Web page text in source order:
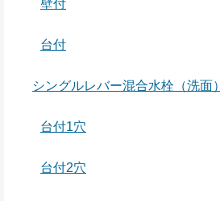
壁付
台付
シングルレバー混合水栓（洗面）
台付1穴
台付2穴